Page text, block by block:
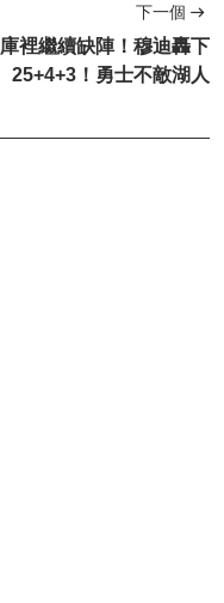
下一個
庫裡繼續缺陣！穆迪轟下
25+4+3！勇士不敵湖人